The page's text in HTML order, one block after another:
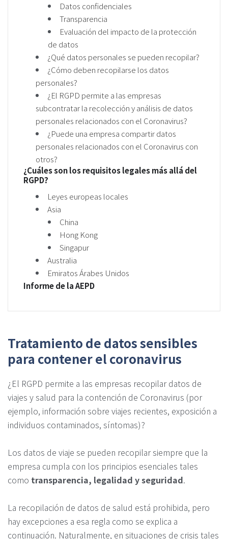
Datos confidenciales
Transparencia
Evaluación del impacto de la protección
de datos
¿Qué datos personales se pueden recopilar?
¿Cómo deben recopilarse los datos
personales?
¿El RGPD permite a las empresas
subcontratar la recolección y análisis de datos
personales relacionados con el Coronavirus?
¿Puede una empresa compartir datos
personales relacionados con el Coronavirus con
otros?
¿Cuáles son los requisitos legales más allá del
RGPD?
Leyes europeas locales
Asia
China
Hong Kong
Singapur
Australia
Emiratos Árabes Unidos
Informe de la AEPD
Tratamiento de datos sensibles
para contener el coronavirus
¿El RGPD permite a las empresas recopilar datos de
viajes y salud para la contención de Coronavirus (por
ejemplo, información sobre viajes recientes, exposición a
individuos contaminados, síntomas)?
Los datos de viaje se pueden recopilar siempre que la
empresa cumpla con los principios esenciales tales
como transparencia, legalidad y seguridad.
La recopilación de datos de salud está prohibida, pero
hay excepciones a esa regla como se explica a
continuación. Naturalmente, en situaciones de crisis tales